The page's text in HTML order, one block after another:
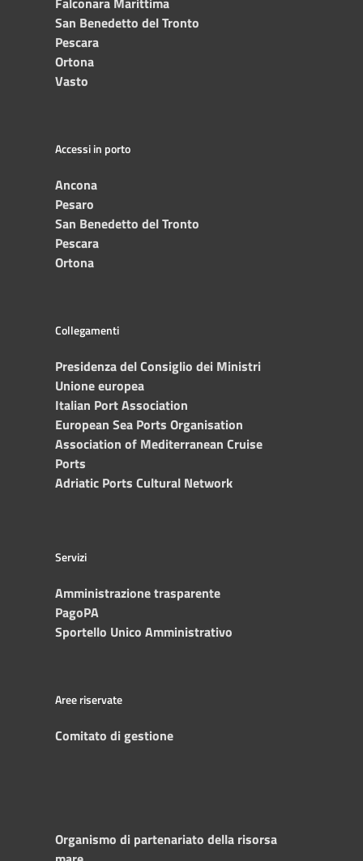
San Benedetto del Tronto
Pescara
Ortona
Vasto
Accessi in porto
Ancona
Pesaro
San Benedetto del Tronto
Pescara
Ortona
Collegamenti
Presidenza del Consiglio dei Ministri
Unione europea
Italian Port Association
European Sea Ports Organisation
Association of Mediterranean Cruise
Ports
Adriatic Ports Cultural Network
Servizi
Amministrazione trasparente
PagoPA
Sportello Unico Amministrativo
Aree riservate
Comitato di gestione
Organismo di partenariato della risorsa